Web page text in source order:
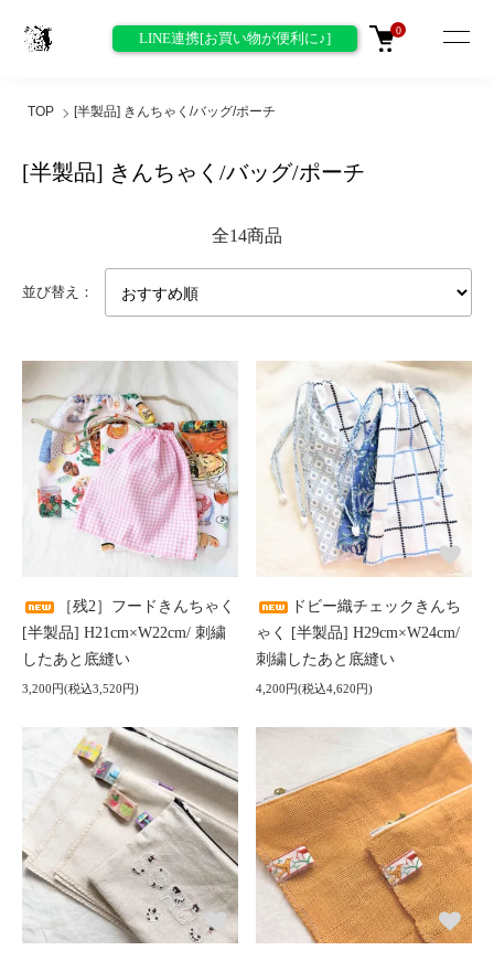
LINE連携[お買い物が便利に♪] 0
TOP [半製品] きんちゃく/バッグ/ポーチ
[半製品] きんちゃく/バッグ/ポーチ
全14商品
並び替え：
［残2］フードきんちゃく
[半製品] H21cm×W22cm/ 刺繍
したあと底縫い
3,200円(税込3,520円)
ドビー織チェックきんち
ゃく [半製品] H29cm×W24cm/
刺繍したあと底縫い
4,200円(税込4,620円)